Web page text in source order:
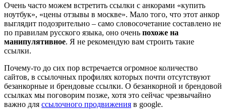
Очень часто можем встретить ссылки с анкорами «купить
ноутбук», «цены отзывы в москве». Мало того, что этот анкор
выглядит подозрительно – само словосочетание составлено не
по правилам русского языка, оно очень похоже на
манипулятивное. Я не рекомендую вам строить такие
ссылки.
Почему-то до сих пор встречается огромное количество
сайтов, в ссылочных профилях которых почти отсутствуют
безанкорные и брендовые ссылки. О безанкорной и брендовой
ссылках мы поговорим позже, хотя это сейчас чрезвычайно
важно для ссылочного продвижения в google.